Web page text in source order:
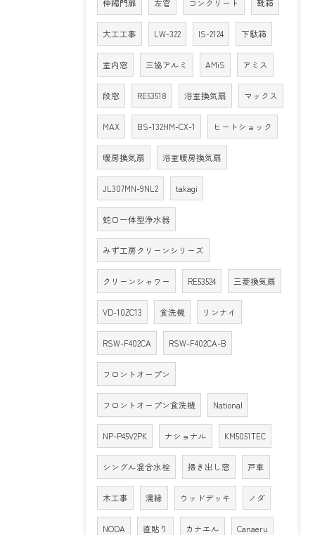
伸縮門扉 左官 コンクリート 靴箱
大工工事 LW-322 IS-2124 下駄箱
室内窓 三協アルミ AMiS アミス
段窓 RE53518 浴室換気扇 マックス
MAX BS-132HM-CX-1 ヒートショック
暖房換気扇 浴室暖房換気扇
JL307MN-9NL2 takagi
蛇口一体型浄水器
みず工房クリーンシリーズ
クリーンシャワー RE53524 三菱換気扇
VD-10ZC13 食洗機 リンナイ
RSW-F402CA RSW-F402CA-B
フロントオープン
フロントオープン食洗機 National
NP-P45V2PK ナショナル KM5051TEC
シングル混合水栓 掃き出し窓 戸車
木工事 濡縁 ウッドデッキ ノダ
NODA 直貼り カナエル Canaeru